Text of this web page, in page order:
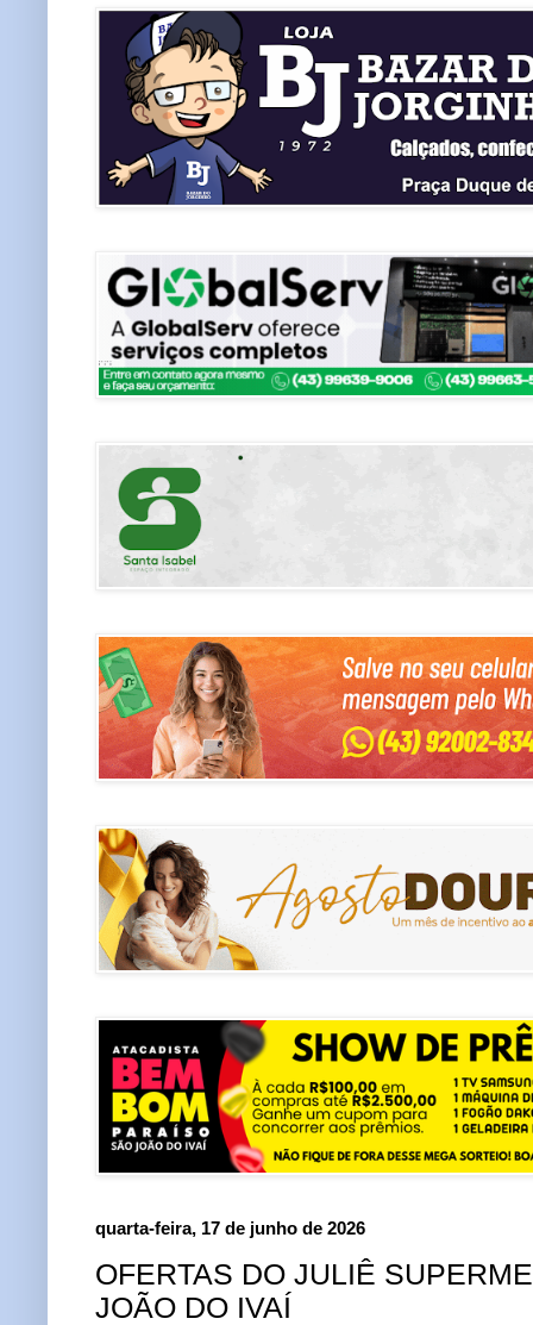
quarta-feira, 17 de junho de 2026
OFERTAS DO JULIÊ
JOÃO DO IVAÍ